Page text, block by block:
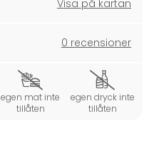
Visa på kartan
0 recensioner
egen mat inte
tillåten
egen dryck inte
tillåten